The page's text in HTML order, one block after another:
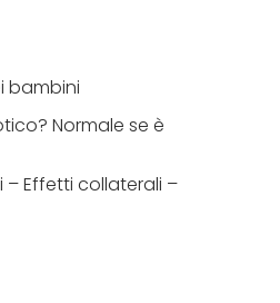
bambini
Normale se è
– Effetti collaterali –